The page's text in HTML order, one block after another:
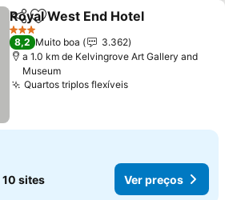
PartilharAdicionar aos favoritos
Royal West End Hotel
3 Estrelas
8,2 Muito boa
3.362
a 1.0 km de Kelvingrove Art Gallery and
Museum
Quartos triplos flexíveis
10 sites Ver preços